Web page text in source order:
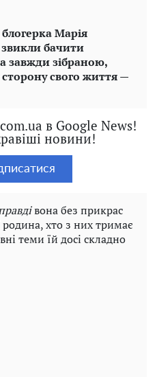
Марія
бачити
завжди зібраною,
свого життя —
в Google News!
новини!
вона без прикрас
родина, хто з них тримає
теми їй досі складно